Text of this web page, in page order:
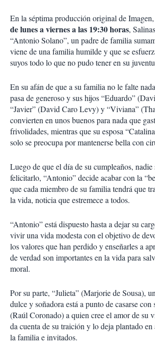
En la séptima producción original de
de lunes a viernes a las 19:30 horas,
“Antonio Solano”, un padre de familia
viene de una familia humilde y que se
suyos todo lo que no pudo tener en su
En su afán de que a su familia no le falte
pasa de generoso y sus hijos “Eduardo”
“Javier” (David Caro Levy) y “Viviana”
convierten en unos buenos para nada que
frivolidades, mientras que su esposa
solo se preocupa por mantenerse bella con
Luego de que el día de su cumpleaños, nadie
felicitarlo, “Antonio” decide acabar con la
que cada miembro de su familia tendrá que
la vida, noticia que estremece a todos.
“Antonio” está dispuesto hasta a dejar su
vivir una vida modesta con el objetivo de
los valores que han perdido y enseñarles a
de verdad son importantes en la vida para
moral.
Por su parte, “Julieta” (Marjorie de Sousa),
dulce y soñadora está a punto de casarse
(Raúl Coronado) a quien cree el amor de su
da cuenta de su traición y lo deja plantado en
la familia e invitados.